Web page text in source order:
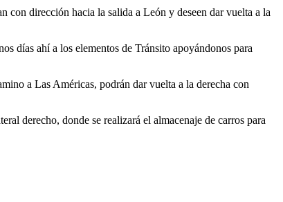
dirección hacia la salida a León y deseen dar vuelta a la
días ahí a los elementos de Tránsito apoyándonos para
a Las Américas, podrán dar vuelta a la derecha con
derecho, donde se realizará el almacenaje de carros para